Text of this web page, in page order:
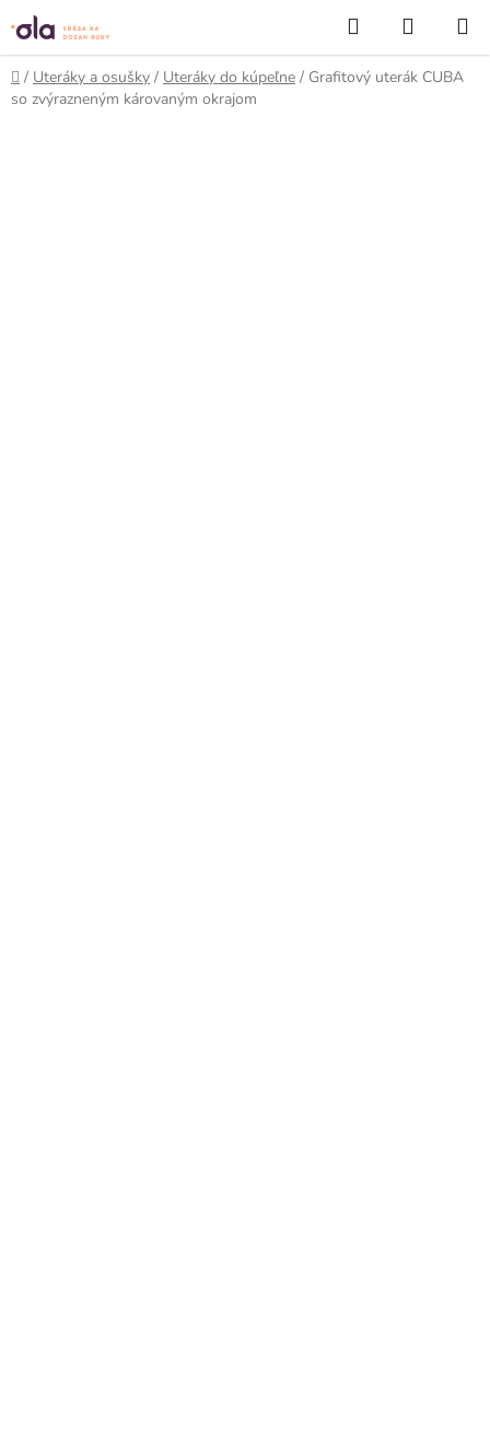
Prejsť
na
obsah
Hľadať
KOŠÍK
Domov
/ Uteráky a osušky / Uteráky do kúpeľne / Grafitový uterák CUBA
so zvýrazneným károvaným okrajom